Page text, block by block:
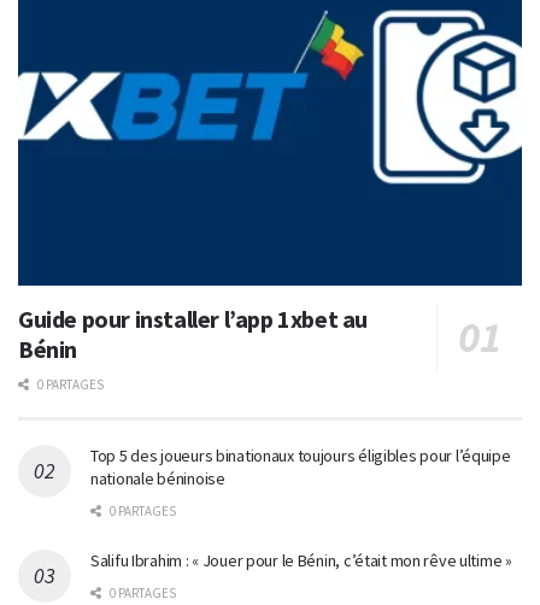
Guide pour installer l’app 1xbet au
Bénin
0 PARTAGES
Top 5 des joueurs binationaux toujours éligibles pour l’équipe
nationale béninoise
0 PARTAGES
Salifu Ibrahim : « Jouer pour le Bénin, c’était mon rêve ultime »
0 PARTAGES